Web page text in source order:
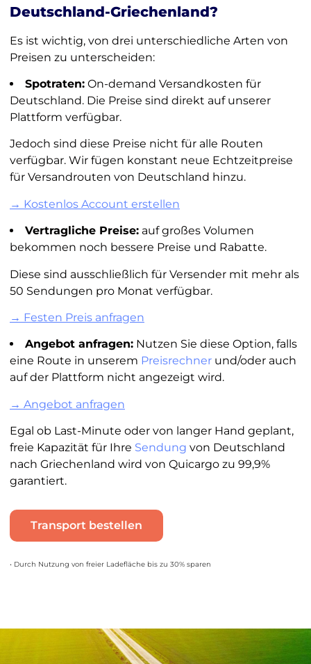
Deutschland-Griechenland?
Es ist wichtig, von drei unterschiedliche Arten von
Preisen zu unterscheiden:
Spotraten:On-demand Versandkosten für
Deutschland. Die Preise sind direkt auf unserer
Plattform verfügbar.
Jedoch sind diese Preise nicht für alle Routen
verfügbar. Wir fügen konstant neue Echtzeitpreise
für Versandrouten von Deutschland hinzu.
→ Kostenlos Account erstellen
Vertragliche Preise:auf großes Volumen
bekommen noch bessere Preise und Rabatte.
Diese sind ausschließlich für Versender mit mehr als
50 Sendungen pro Monat verfügbar.
→ Festen Preis anfragen
Angebot anfragen:Nutzen Sie diese Option, falls
eine Route in unserem Preisrechnerund/oder auch
auf der Plattform nicht angezeigt wird.
→ Angebot anfragen
Egal ob Last-Minute oder von langer Hand geplant,
freie Kapazität für Ihre Sendung von Deutschland
nach Griechenland wird von Quicargo zu 99,9%
garantiert.
Transport bestellen
• Durch Nutzung von freier Ladefläche bis zu 30% sparen